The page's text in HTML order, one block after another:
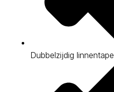
Dubbelzijdig linnentape